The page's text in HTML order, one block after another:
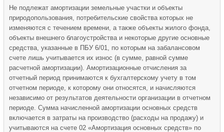
Не подлежат амортизации земельные участки и объекты
природопользования, потребительские свойства которых не
изменяются с течением времени, а также объекты жилого фонда,
объекты внешнего благоустройства и некоторые другие основные
средства, указанные в ПБУ 6/01, по которым на забалансовом
счете лишь учитывается их износ (в сумме, равной сумме
расчетной амортизации). Амортизационные отчисления за
отчетный период принимаются к бухгалтерскому учету в том
отчетном периоде, к которому они относятся, и начисляются
независимо от результатов деятельности организации в отчетном
периоде. Сумма начисленной амортизации основных средств
включается в затраты на производство (расходы на продажу) и
учитываются на счете 02 «Амортизация основных средств» по